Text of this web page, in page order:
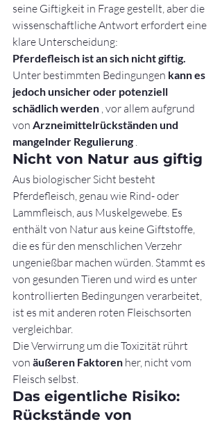
seine Giftigkeit in Frage gestellt, aber die
wissenschaftliche Antwort erfordert eine
klare Unterscheidung:
Pferdefleisch ist an sich nicht giftig.
Unter bestimmten Bedingungen kann es
jedoch unsicher oder potenziell
schädlich werden , vor allem aufgrund
von Arzneimittelrückständen und
mangelnder Regulierung
Nicht von Natur aus giftig
Aus biologischer Sicht besteht
Pferdefleisch, genau wie Rind- oder
Lammfleisch, aus Muskelgewebe. Es
enthält von Natur aus keine Giftstoffe,
die es für den menschlichen Verzehr
ungenießbar machen würden. Stammt es
von gesunden Tieren und wird es unter
kontrollierten Bedingungen verarbeitet,
ist es mit anderen roten Fleischsorten
vergleichbar.
Die Verwirrung um die Toxizität rührt
von äußeren Faktoren her, nicht vom
Fleisch selbst.
Das eigentliche Risiko:
Rückstände von